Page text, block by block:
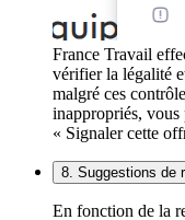
France Travail
vérifier la légalité
malgré ces
inappropriés, vous
« Signaler cette
8. Suggestions de
En fonction de la